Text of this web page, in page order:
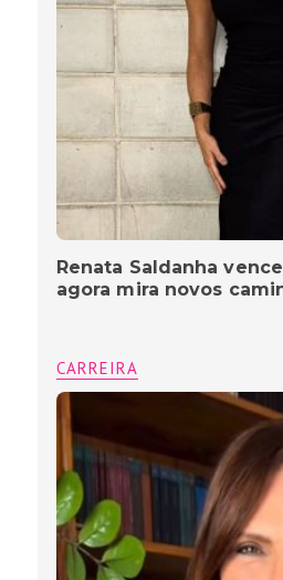
Renata Saldanha
agora mira novos
CARREIRA